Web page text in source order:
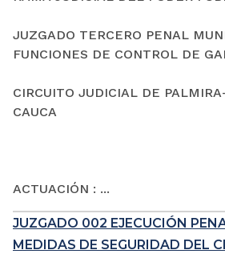
JUZGADO TERCERO PENAL
FUNCIONES DE CONTROL DE
CIRCUITO JUDICIAL DE
CAUCA
ACTUACIÓN : ...
JUZGADO 002 EJECUCIÓN
MEDIDAS DE SEGURIDAD DEL